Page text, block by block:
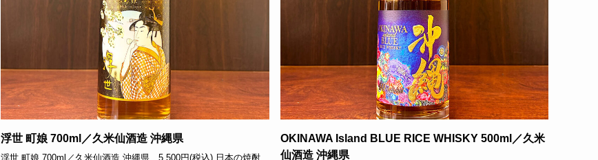
浮世 町娘 700ml／久米仙酒造 沖縄県
浮世 町娘 700ml／久米仙酒造 沖縄県 5,500円(税込) 日本の焼酎
OKINAWA Island BLUE RICE WHISKY 500ml／久米
仙酒造 沖縄県